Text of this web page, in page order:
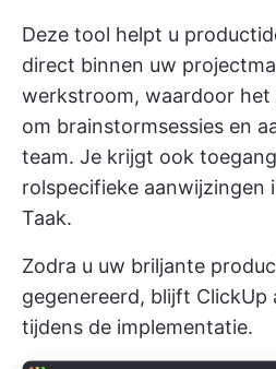
Deze tool helpt u
direct binnen uw
werkstroom, waardoor
om brainstormsessies en
team. Je krijgt ook
rolspecifieke aanwijzingen
Taak.
Zodra u uw briljante
gegenereerd, blijft ClickUp
tijdens de implementatie.